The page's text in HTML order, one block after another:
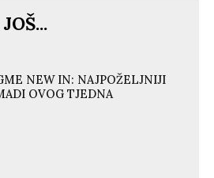
NEW IN: NAJPOŽELJNIJI
OVOG TJEDNA